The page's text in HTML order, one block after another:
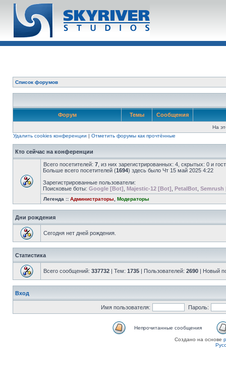
Список форумов
Форум Темы Сообщения
На
Удалить cookies конференции | Отметить форумы как прочтённые
Кто сейчас на конференции
Всего посетителей: 7 , из них зарегистрированных: 4, скрытых: 0 и
Больше всего посетителей (1694) здесь было Чт 15 май 2025 4:22
Зарегистрированные пользователи:
Поисковые боты: Google [Bot] Majestic-12 [Bot] PetalBot Semrush
Легенда :: Администраторы Модераторы
Дни рождения
Сегодня нет дней рождения.
Статистика
Всего сообщений: 337732 | Тем: 1735 | Пользователей: 2690 | Новый
Вход
Имя пользователя: Пароль:
Непрочитанные сообщения
Создано на основе